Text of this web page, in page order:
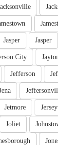
Jasper
Jasper
City
Jefferson
Jetmore
Joliet